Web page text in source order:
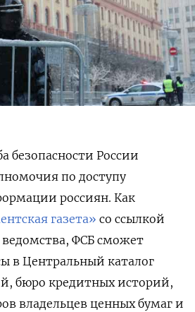
безопасности России
по доступу
россиян. Как
газета» со ссылкой
ведомства, ФСБ сможет
в Центральный каталог
бюро кредитных историй,
владельцев ценных бумаг и